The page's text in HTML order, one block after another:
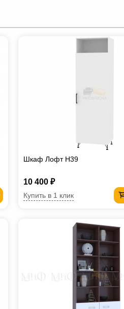
Шкаф Лофт H39
10 400 ₽
Купить в 1 клик